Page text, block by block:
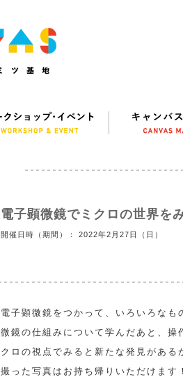
電子顕微鏡でミクロの世界を
開催日時（期間）： 2022年2月27日（日）
電子顕微鏡をつかって、いろいろなも
微鏡の仕組みについて学んだあと、操
クロの視点でみると新たな発見がある
撮った写真はお持ち帰りいただけます！